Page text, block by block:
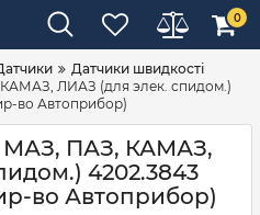
0
Датчики швидкості
ЛИАЗ (для элек. спидом.)
во Автоприбор)
МАЗ, ПАЗ, КАМАЗ,
4202.3843
во Автоприбор)